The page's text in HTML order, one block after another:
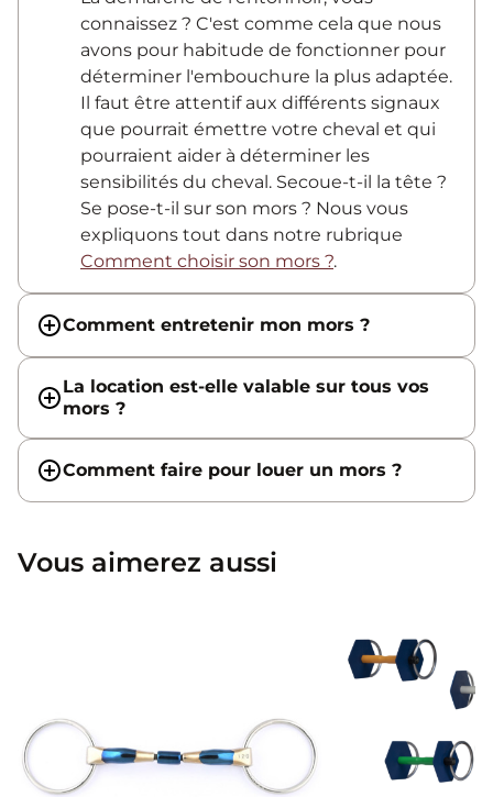
connaissez ? C'est comme cela que nous
avons pour habitude de fonctionner pour
déterminer l'embouchure la plus adaptée.
Il faut être attentif aux différents signaux
que pourrait émettre votre cheval et qui
pourraient aider à déterminer les
sensibilités du cheval. Secoue-t-il la tête ?
Se pose-t-il sur son mors ? Nous vous
expliquons tout dans notre rubrique
Comment choisir son mors ?.
Comment entretenir mon mors ?
La location est-elle valable sur tous vos
mors ?
Comment faire pour louer un mors ?
Vous aimerez aussi